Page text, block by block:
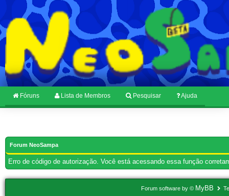
Fóruns Lista de Membros Pesquisar Ajuda
Forum NeoSampa
Erro de código de autorização. Você está acessando essa função
Forum software by © MyBB